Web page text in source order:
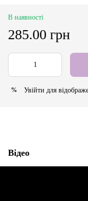
В наявності
285.00 грн
% Увійти для
Відео